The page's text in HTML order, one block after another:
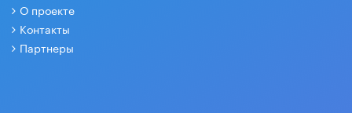
О проекте
Контакты
Партнеры